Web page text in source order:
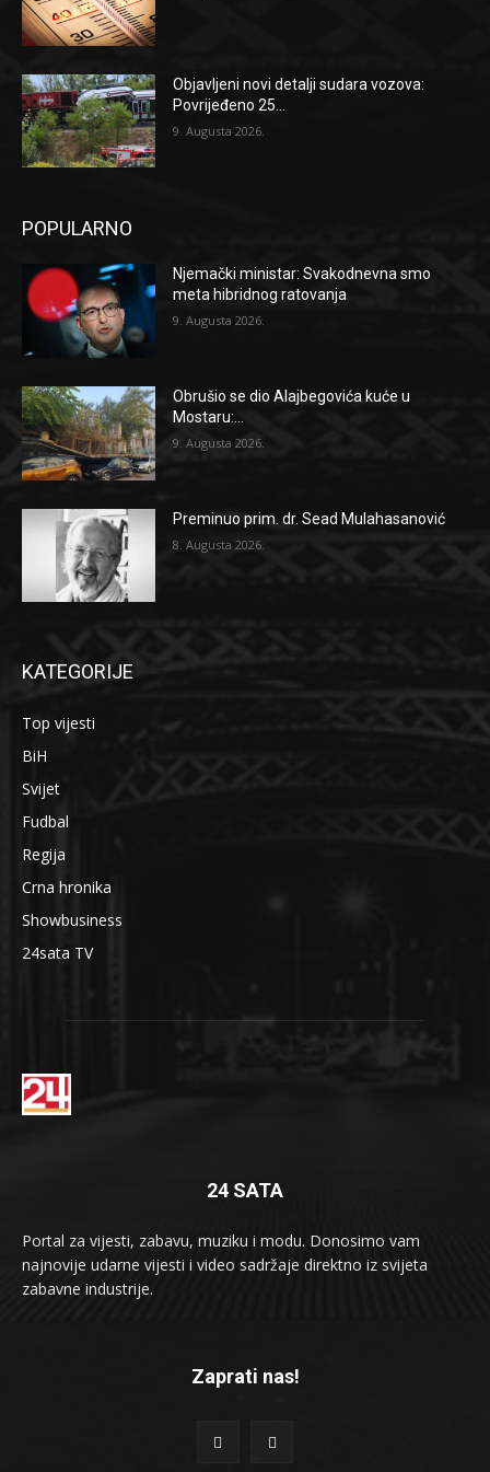
Objavljeni novi detalji sudara vozova:
Povrijeđeno 25...
9. Augusta 2026.
POPULARNO
Njemački ministar: Svakodnevna smo
meta hibridnog ratovanja
9. Augusta 2026.
Obrušio se dio Alajbegovića kuće u
Mostaru:...
9. Augusta 2026.
Preminuo prim. dr. Sead Mulahasanović
8. Augusta 2026.
KATEGORIJE
Top vijesti
BiH
Svijet
Fudbal
Regija
Crna hronika
Showbusiness
24sata TV
24 SATA
Portal za vijesti, zabavu, muziku i modu. Donosimo vam
najnovije udarne vijesti i video sadržaje direktno iz svijeta
zabavne industrije.
Zaprati nas!